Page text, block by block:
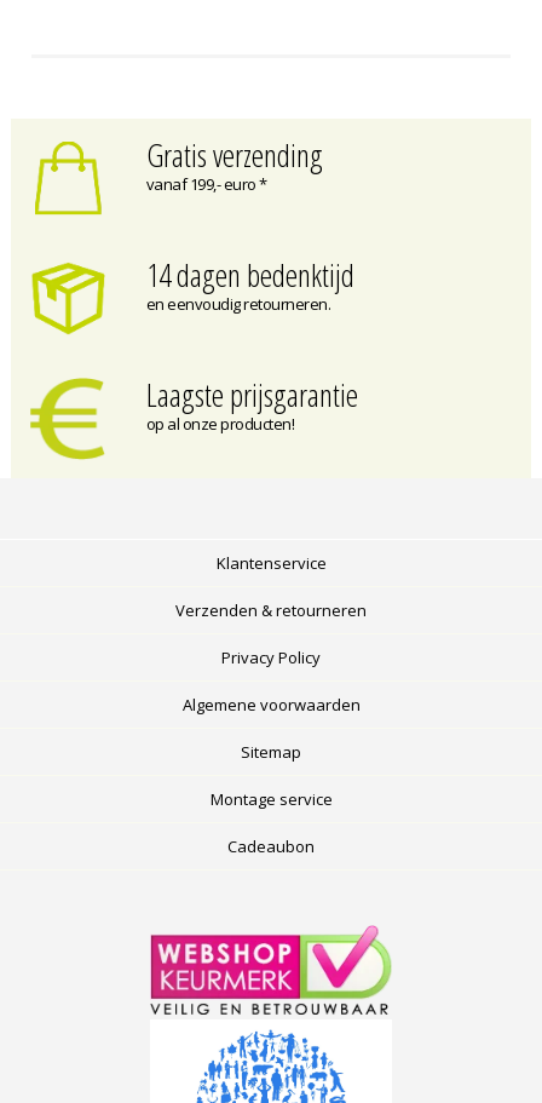
Gratis verzending
vanaf 199,- euro *
14 dagen bedenktijd
en eenvoudig retourneren.
Laagste prijsgarantie
op al onze producten!
Klantenservice
Verzenden & retourneren
Privacy Policy
Algemene voorwaarden
Sitemap
Montage service
Cadeaubon